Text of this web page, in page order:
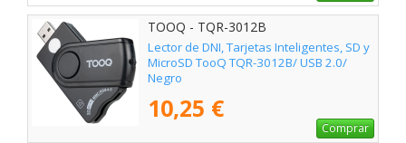
TOOQ - TQR-3012B
Lector de DNI, Tarjetas Inteligentes, SD y
MicroSD TooQ TQR-3012B/ USB 2.0/
Negro
10,25 €
Comprar